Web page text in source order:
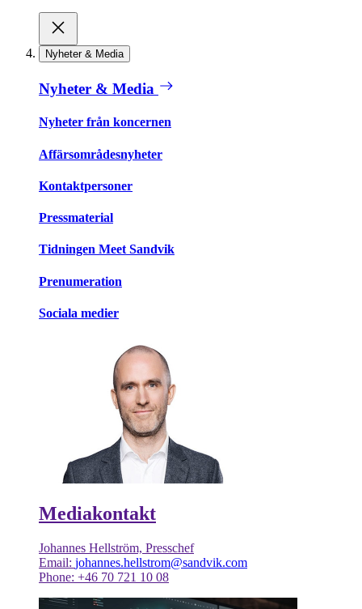
Nyheter & Media
Nyheter & Media
Nyheter från koncernen
Affärsområdesnyheter
Kontaktpersoner
Pressmaterial
Tidningen Meet Sandvik
Prenumeration
Sociala medier
Mediakontakt
Johannes Hellström, Presschef
Email: johannes.hellstrom@sandvik.com
Phone: +46 70 721 10 08